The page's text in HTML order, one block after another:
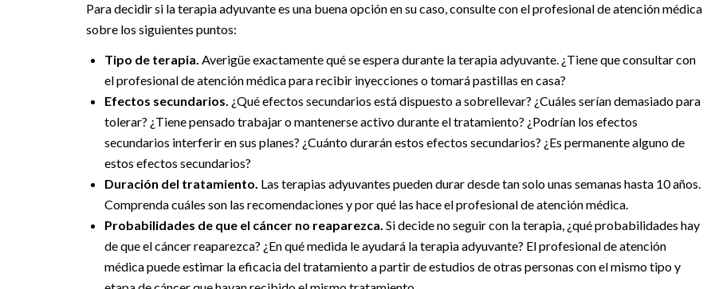
Para decidir si la terapia adyuvante es una buena opción en su caso, consulte con el profesional de atención médica
sobre los siguientes puntos:
Tipo de terapia. Averigüe exactamente qué se espera durante la terapia adyuvante. ¿Tiene que consultar con
el profesional de atención médica para recibir inyecciones o tomará pastillas en casa?
Efectos secundarios. ¿Qué efectos secundarios está dispuesto a sobrellevar? ¿Cuáles serían demasiado para
tolerar? ¿Tiene pensado trabajar o mantenerse activo durante el tratamiento? ¿Podrían los efectos
secundarios interferir en sus planes? ¿Cuánto durarán estos efectos secundarios? ¿Es permanente alguno de
estos efectos secundarios?
Duración del tratamiento. Las terapias adyuvantes pueden durar desde tan solo unas semanas hasta 10 años.
Comprenda cuáles son las recomendaciones y por qué las hace el profesional de atención médica.
Probabilidades de que el cáncer no reaparezca. Si decide no seguir con la terapia, ¿qué probabilidades hay
de que el cáncer reaparezca? ¿En qué medida le ayudará la terapia adyuvante? El profesional de atención
médica puede estimar la eficacia del tratamiento a partir de estudios de otras personas con el mismo tipo y